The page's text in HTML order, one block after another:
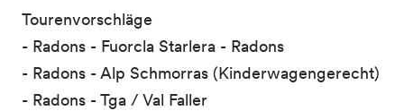
Tourenvorschläge
- Radons - Fuorcla Starlera - Radons
- Radons - Alp Schmorras (Kinderwagengerecht)
- Radons - Tga / Val Faller